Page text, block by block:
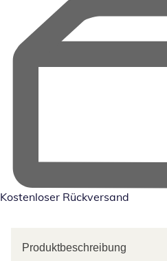
Kostenloser Rückversand
Produktbeschreibung